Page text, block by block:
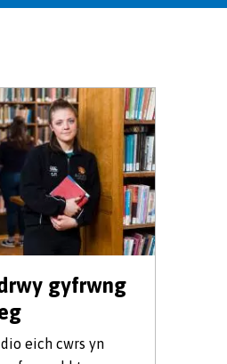
gyfrwng
eich cwrs yn